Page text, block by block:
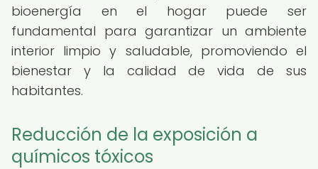
bioenergía en el hogar puede ser
fundamental para garantizar un ambiente
interior limpio y saludable, promoviendo el
bienestar y la calidad de vida de sus
habitantes.
Reducción de la exposición a
químicos tóxicos